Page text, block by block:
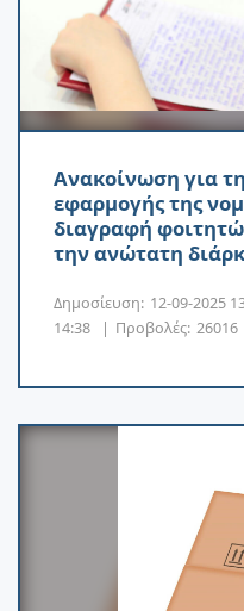
Ανακοίνωση για
εφαρμογής της
διαγραφή
την ανώτατη
Δημοσίευση: 12-09-2025
14:38
| Προβολές: 26016